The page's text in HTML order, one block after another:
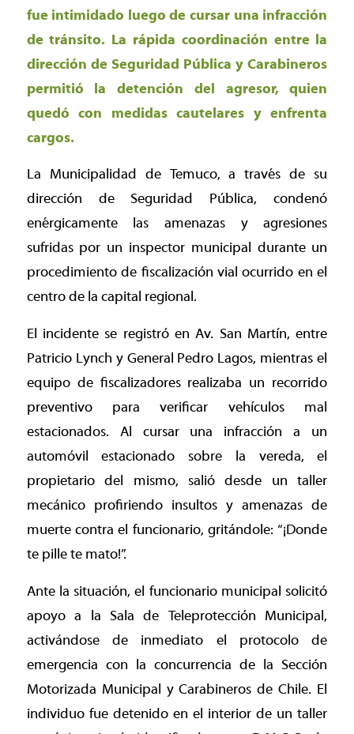
fue intimidado luego de cursar una infracción
de tránsito. La rápida coordinación entre la
dirección de Seguridad Pública y Carabineros
permitió la detención del agresor, quien
quedó con medidas cautelares y enfrenta
cargos.
La Municipalidad de Temuco, a través de su
dirección de Seguridad Pública, condenó
enérgicamente las amenazas y agresiones
sufridas por un inspector municipal durante un
procedimiento de fiscalización vial ocurrido en el
centro de la capital regional.
El incidente se registró en Av. San Martín, entre
Patricio Lynch y General Pedro Lagos, mientras el
equipo de fiscalizadores realizaba un recorrido
preventivo para verificar vehículos mal
estacionados. Al cursar una infracción a un
automóvil estacionado sobre la vereda, el
propietario del mismo, salió desde un taller
mecánico profiriendo insultos y amenazas de
muerte contra el funcionario, gritándole: “¡Donde
te pille te mato!”.
Ante la situación, el funcionario municipal solicitó
apoyo a la Sala de Teleprotección Municipal,
activándose de inmediato el protocolo de
emergencia con la concurrencia de la Sección
Motorizada Municipal y Carabineros de Chile. El
individuo fue detenido en el interior de un taller